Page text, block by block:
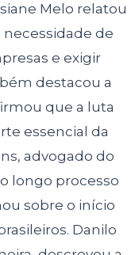
Melo relatou
necessidade de
e exigir
destacou a
que a luta
essencial da
advogado do
longo processo
sobre o início
Danilo